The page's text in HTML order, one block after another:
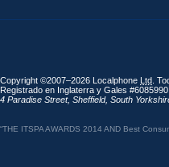
Copyright ©2007–2026 Localphone Ltd .
Registrado en Inglaterra y Gales #6085990
4 Paradise Street, Sheffield, South
“THE ITSPA AWARDS 2014 AND Best